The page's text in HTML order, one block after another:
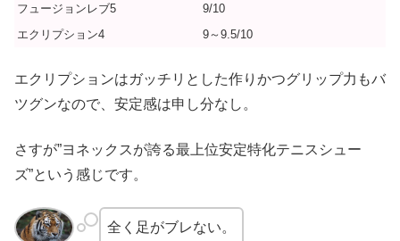
フュージョンレブ5
9/10
エクリプション4
9～9.5/10
エクリプションはガッチリとした作りかつグリップ力もバ
ツグンなので、安定感は申し分なし。
さすが”ヨネックスが誇る最上位安定特化テニスシュー
ズ”という感じです。
全く足がブレない。